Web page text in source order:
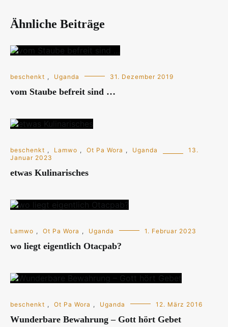
Ähnliche Beiträge
beschenkt , Uganda 31. Dezember 2019
vom Staube befreit sind …
beschenkt , Lamwo , Ot Pa Wora , Uganda
13.
Januar 2023
etwas Kulinarisches
Lamwo , Ot Pa Wora , Uganda 1. Februar 2023
wo liegt eigentlich Otacpab?
beschenkt , Ot Pa Wora , Uganda 12. März 2016
Wunderbare Bewahrung – Gott hört Gebet